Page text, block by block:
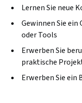
Lernen Sie neue
Gewinnen Sie
oder Tools
Erwerben Sie
praktische
Erwerben Sie